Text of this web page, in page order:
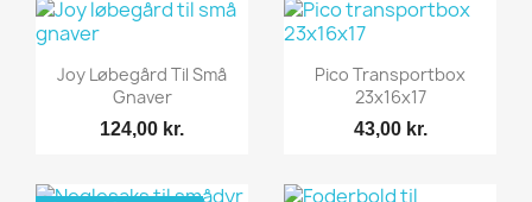
Vis her
Joy Løbegård Til Små
Gnaver
124,00 kr.
Vis her
Pico Transportbox
23x16x17
43,00 kr.